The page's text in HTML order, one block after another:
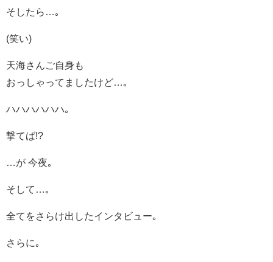
そしたら…｡
(笑い)
天海さんご自身も
おっしゃってましたけど…｡
ハハハハハハ｡
撃てば!?
…が 今夜｡
そして…｡
全てをさらけ出したインタビュー｡
さらに｡